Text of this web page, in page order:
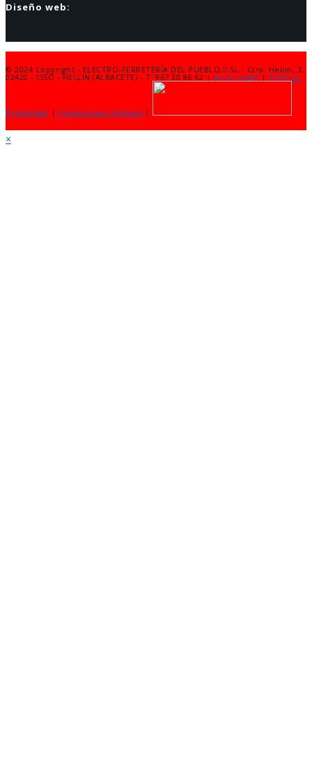
Diseño web:
© 2024 Copyright - ELECTRO-FERRETERÍA DEL PUEBLO,II SL - Ctra. Hellin, 3,
02420 - ISSO - HELLIN (ALBACETE) - T: 967 30 86 62 | Aviso Legal | Política-
Privacidad | Condiciones Compra |
×